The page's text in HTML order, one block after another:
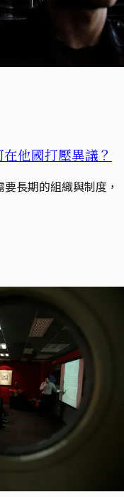
他國打壓異議？
長期的組織與制度，